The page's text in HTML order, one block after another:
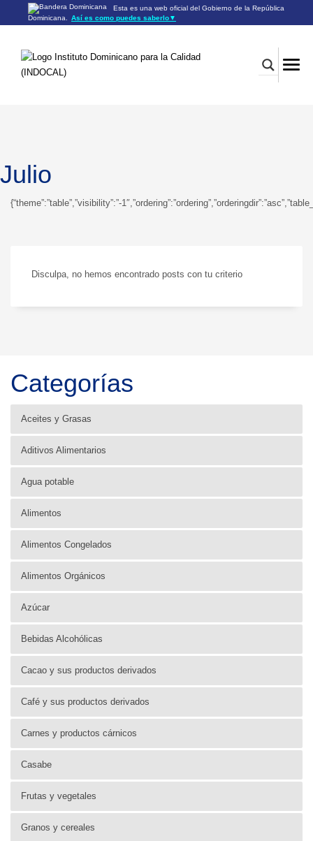
Esta es una web oficial del Gobierno de la República
Dominicana.
Así es como puedes saberlo▼
Los sitios web oficiales utilizan .gob.do o .gov.do
Los sitios web oficiales .gob.do o .gov.do seguros utilizan
HTTPS
Julio
{“theme”:”table”,”visibility”:”-
Disculpa, no hemos encontrado posts con tu criterio
Categorías
Aceites y Grasas
Aditivos Alimentarios
Agua potable
Alimentos
Alimentos Congelados
Alimentos Orgánicos
Azúcar
Bebidas Alcohólicas
Cacao y sus productos derivados
Café y sus productos derivados
Carnes y productos cárnicos
Casabe
Frutas y vegetales
Granos y cereales